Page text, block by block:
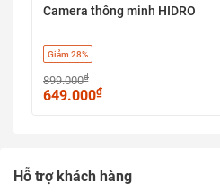
Camera thông minh HIDRO
Giảm 28%
899.000₫
649.000₫
Hỗ trợ khách hàng